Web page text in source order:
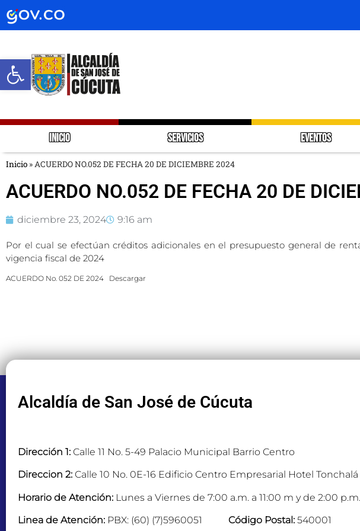
Abrir barra de herramientas
INICIO SERVICIOS EVENTOS
Inicio » ACUERDO NO.052 DE FECHA 20 DE DICIEMBRE 2024
ACUERDO NO.052 DE FECHA 20 DE
diciembre 23, 2024 9:16 am
Por el cual se efectúan créditos adicionales en el presupuesto general de
vigencia fiscal de 2024
ACUERDO No. 052 DE 2024 Descargar
Alcaldía de San José de Cúcuta
Dirección 1: Calle 11 No. 5-49 Palacio Municipal Barrio Centro
Direccion 2: Calle 10 No. 0E-16 Edificio Centro Empresarial Hotel Tonchalá
Horario de Atención: Lunes a Viernes de 7:00 a.m. a 11:00 m y de 2:00
Linea de Atención: PBX: (60) (7)5960051 Código Postal: 540001